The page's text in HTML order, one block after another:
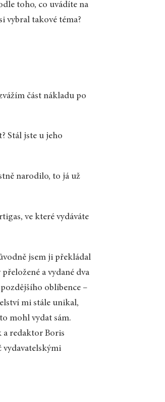
toho, co uvádíte na
vybral takové téma?
část nákladu po
Stál jste u jeho
narodilo, to já už
ve které vydáváte
jsem ji překládal
a vydané dva
oblíbence –
mi stále unikal,
mohl vydat sám.
a redaktor Boris
vydavatelskými